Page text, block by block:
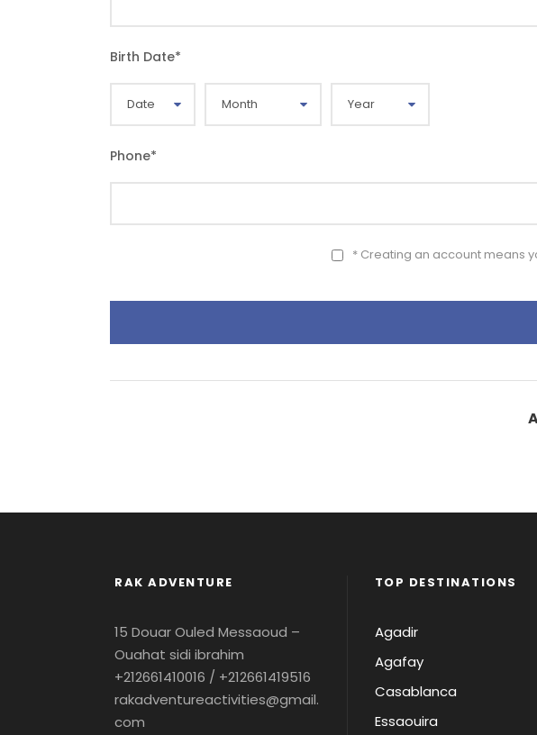
Birth Date*
Phone*
* Creating an account means
RAK ADVENTURE
15 Douar Ouled Messaoud –
Ouahat sidi ibrahim
+212661410016 / +212661419516
rakadventureactivities@gmail.
com
TOP DESTINATIONS
Agadir
Agafay
Casablanca
Essaouira